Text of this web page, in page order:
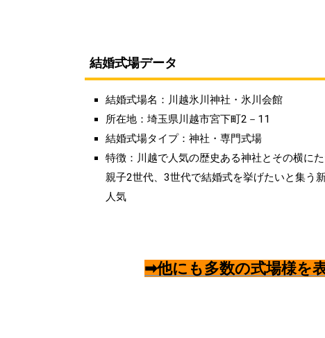
結婚式場データ
結婚式場名：川越氷川神社・氷川会館
所在地：埼玉県川越市宮下町2－11
結婚式場タイプ：神社・専門式場
特徴：川越で人気の歴史ある神社とその横に
親子2世代、3世代で結婚式を挙げたいと集う
人気
➡他にも多数の式場様を